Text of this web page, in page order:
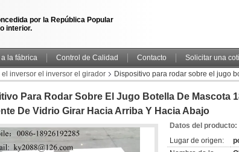
por la República Popular
interior.
la fábrica Control de Calidad Contacto Solicitar una
inversor el inversor el girador
Dispositivo para rodar sobre el jugo
Para Rodar Sobre El Jugo Botella De Mascota
De Vidrio Girar Hacia Arriba Y Hacia Abajo
Datos del producto:
Lugar de origen: